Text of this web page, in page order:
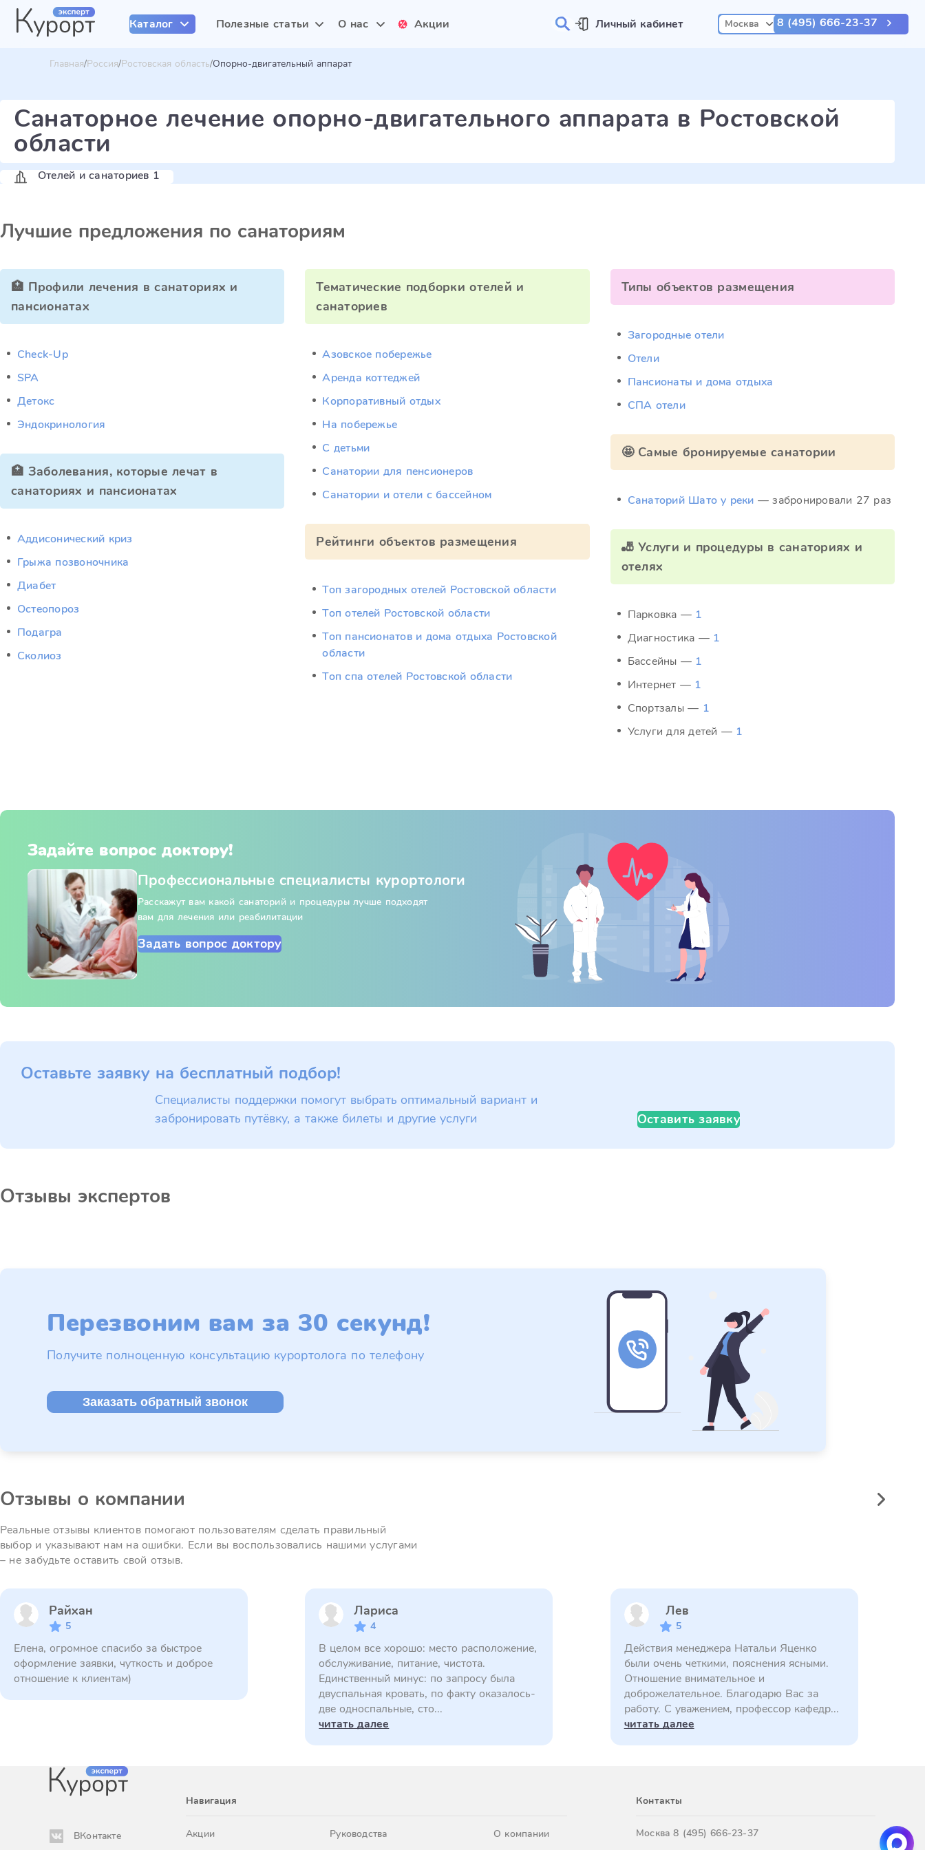
Каталог Полезные статьи О нас Акции Личный кабинет Москва 8 (495) 666-23-37
Главная Россия Ростовская область Опорно-двигательный аппарат
Санаторное лечение опорно-двигательного аппарата в Ростовской
области
Отелей и санаториев 1
Лучшие предложения по санаториям
🏥 Профили лечения в санаториях и
пансионатах
Check-Up
SPA
Детокс
Эндокринология
🏥 Заболевания, которые лечат в
санаториях и пансионатах
Аддисонический криз
Грыжа позвоночника
Диабет
Остеопороз
Подагра
Сколиоз
Тематические подборки отелей и
санаториев
Азовское побережье
Аренда коттеджей
Корпоративный отдых
На побережье
С детьми
Санатории для пенсионеров
Санатории и отели с бассейном
Рейтинги объектов размещения
Топ загородных отелей Ростовской области
Топ отелей Ростовской области
Топ пансионатов и дома отдыха Ростовской
области
Топ спа отелей Ростовской области
Типы объектов размещения
Загородные отели
Отели
Пансионаты и дома отдыха
СПА отели
🤩 Самые бронируемые санатории
Санаторий Шато у реки — забронировали 27 раз
🎳 Услуги и процедуры в санаториях и
отелях
Парковка — 1
Диагностика — 1
Бассейны — 1
Интернет — 1
Спортзалы — 1
Услуги для детей — 1
Задайте вопрос доктору!
Профессиональные специалисты курортологи
Расскажут вам какой санаторий и процедуры лучше подходят
вам для лечения или реабилитации
Задать вопрос доктору
Оставьте заявку на бесплатный подбор!
Специалисты поддержки помогут выбрать оптимальный вариант и
забронировать путёвку, а также билеты и другие услуги
Оставить заявку
Отзывы экспертов
Перезвоним вам за 30 секунд!
Получите полноценную консультацию курортолога по телефону
Заказать обратный звонок
Отзывы о компании
Реальные отзывы клиентов помогают пользователям сделать правильный
выбор и указывают нам на ошибки. Если вы воспользовались нашими услугами
– не забудьте оставить свой отзыв.
Райхан
5
Елена, огромное спасибо за быстрое
оформление заявки, чуткость и доброе
отношение к клиентам)
Лариса
4
В целом все хорошо: место расположение,
обслуживание, питание, чистота.
Единственный минус: по запросу была
двуспальная кровать, по факту оказалось-
две односпальные, сто...
читать далее
Лев
5
Действия менеджера Натальи Яценко
были очень четкими, пояснения ясными.
Отношение внимательное и
доброжелательное. Благодарю Вас за
работу. С уважением, профессор кафедр...
читать далее
ВКонтакте
Навигация
Акции Руководства О компании
Контакты
Москва8 (495) 666-23-37